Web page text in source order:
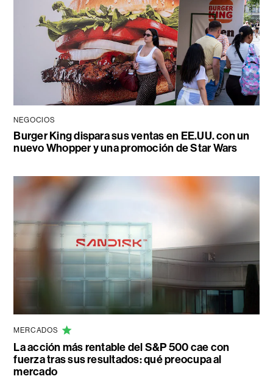
NEGOCIOS
Burger King dispara sus ventas en EE.UU. con un
nuevo Whopper y una promoción de Star Wars
MERCADOS
La acción más rentable del S&P 500 cae con
fuerza tras sus resultados: qué preocupa al
mercado